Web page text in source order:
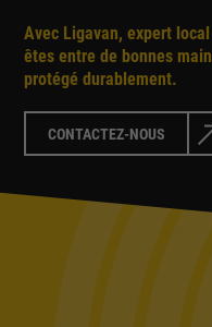
Avec Ligavan, expert
êtes entre de bonnes
protégé durablement.
CONTACTEZ-NOUS